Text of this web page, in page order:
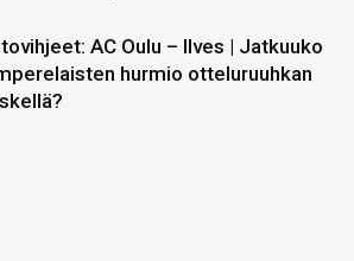
AC Oulu – Ilves | Jatkuuko
hurmio otteluruuhkan